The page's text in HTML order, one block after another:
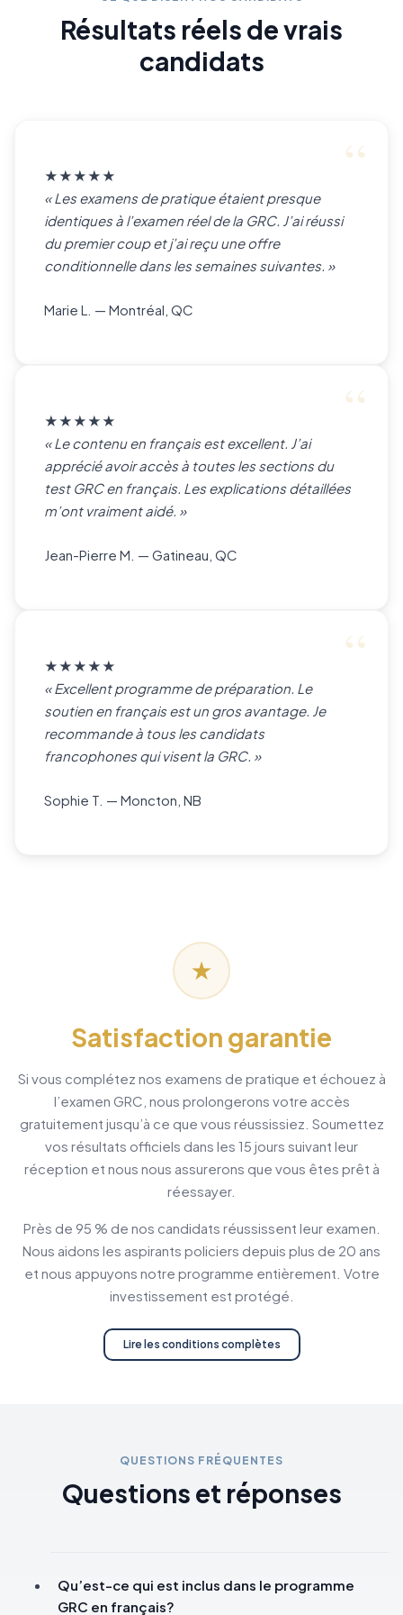
Résultats réels de vrais
candidats
★★★★★
« Les examens de pratique étaient presque
identiques à l’examen réel de la GRC. J’ai réussi
du premier coup et j’ai reçu une offre
conditionnelle dans les semaines suivantes. »
Marie L. — Montréal, QC
★★★★★
« Le contenu en français est excellent. J’ai
apprécié avoir accès à toutes les sections du
test GRC en français. Les explications détaillées
m’ont vraiment aidé. »
Jean-Pierre M. — Gatineau, QC
★★★★★
« Excellent programme de préparation. Le
soutien en français est un gros avantage. Je
recommande à tous les candidats
francophones qui visent la GRC. »
Sophie T. — Moncton, NB
★
Satisfaction garantie
Si vous complétez nos examens de pratique et échouez à
l’examen GRC, nous prolongerons votre accès
gratuitement jusqu’à ce que vous réussissiez. Soumettez
vos résultats officiels dans les 15 jours suivant leur
réception et nous nous assurerons que vous êtes prêt à
réessayer.
Près de 95 % de nos candidats réussissent leur examen.
Nous aidons les aspirants policiers depuis plus de 20 ans
et nous appuyons notre programme entièrement. Votre
investissement est protégé.
Lire les conditions complètes
QUESTIONS FRÉQUENTES
Questions et réponses
Qu’est-ce qui est inclus dans le programme
GRC en français?